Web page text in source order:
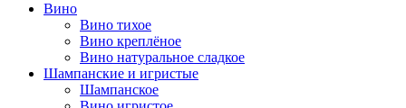
Вино
Вино тихое
Вино креплёное
Вино натуральное сладкое
Шампанские и игристые
Шампанское